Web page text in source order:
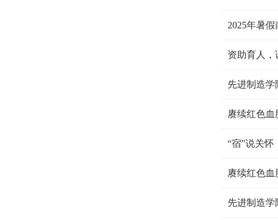
2025年暑
资助育人
先进制造
赓续红色
“宿”说关
赓续红色
先进制造学